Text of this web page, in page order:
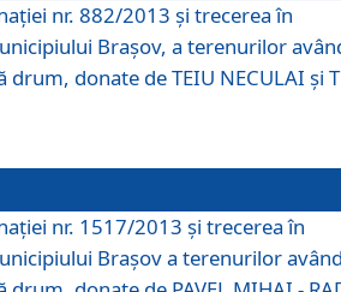
nr. 882/2013 şi trecerea în
Braşov, a terenurilor
donate de TEIU NECULAI şi
nr. 1517/2013 şi trecerea în
Braşov a terenurilor